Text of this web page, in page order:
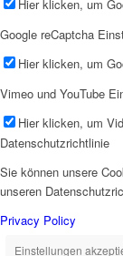
Hier klicken, um
Google reCaptcha
Hier klicken, um
Vimeo und YouTube
Hier klicken, um
Datenschutzrichtlinie
Sie können unsere
unseren
Privacy Policy
Einstellungen